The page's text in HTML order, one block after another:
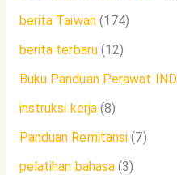
berita Taiwan(174)
berita terbaru(12)
Buku Panduan Perawat
instruksi kerja (8)
Panduan Remitansi (7)
pelatihan bahasa (3)